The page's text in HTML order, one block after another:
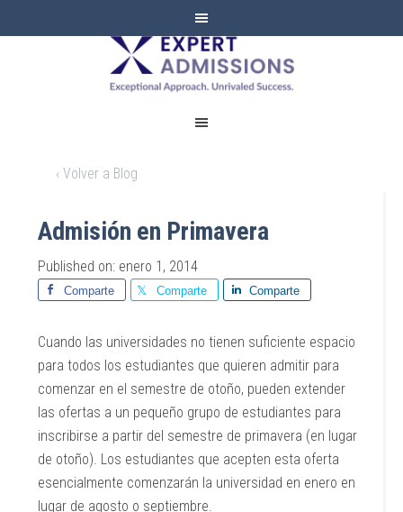
EXPERT
ADMISSIONS
‹ Volver a Blog
Admisión en Primavera
Published on: enero 1, 2014
Comparte Comparte Comparte
Cuando las universidades no tienen suficiente espacio
para todos los estudiantes que quieren admitir para
comenzar en el semestre de otoño, pueden extender
las ofertas a un pequeño grupo de estudiantes para
inscribirse a partir del semestre de primavera (en lugar
de otoño). Los estudiantes que acepten esta oferta
esencialmente comenzarán la universidad en enero en
lugar de agosto o septiembre.